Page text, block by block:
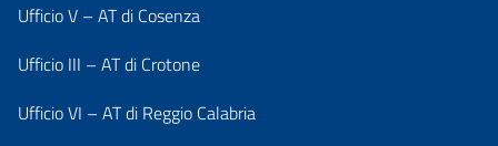
Ufficio V – AT di Cosenza
Ufficio III – AT di Crotone
Ufficio VI – AT di Reggio Calabria